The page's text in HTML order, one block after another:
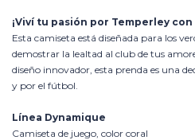
¡Viví tu pasión por Temperley
Esta camiseta está diseñada para los
demostrar la lealtad al club de tus
diseño innovador, esta prenda es una
y por el fútbol.
Línea Dynamique
Camiseta de juego, color coral